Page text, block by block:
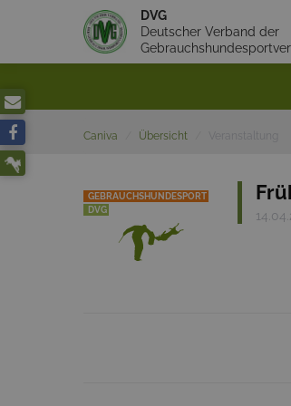
DVG
Deutscher Verband der
Caniva Übersicht
GEBRAUCHSHUNDESPORT
DVG